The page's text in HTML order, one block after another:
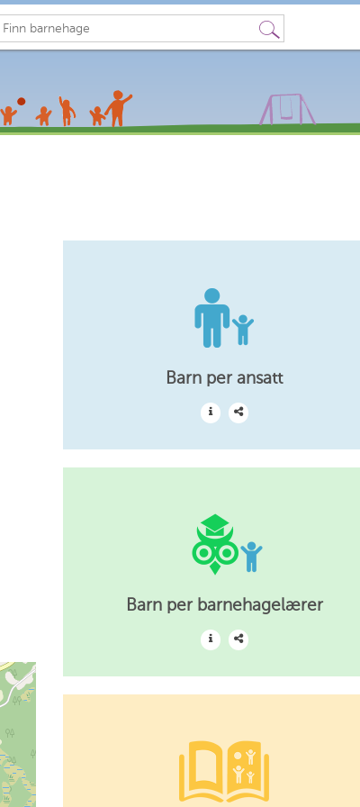
Søk
Barn per ansatt
Barn per barnehagelærer